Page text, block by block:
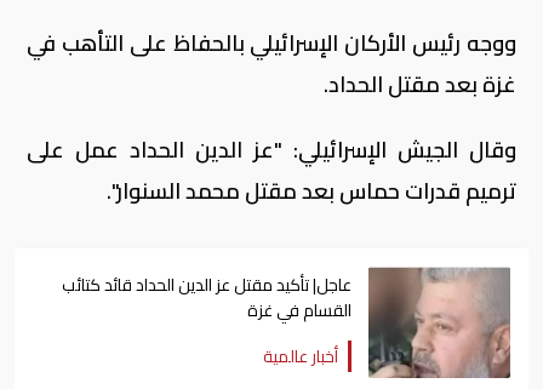
ووجه رئيس الأركان الإسرائيلي بالحفاظ على التأهب في
غزة بعد مقتل الحداد.
وقال الجيش الإسرائيلي: "عز الدين الحداد عمل على
ترميم قدرات حماس بعد مقتل محمد السنوار".
عاجل| تأكيد مقتل عز الدين الحداد قائد كتائب
القسام في غزة
أخبار عالمية